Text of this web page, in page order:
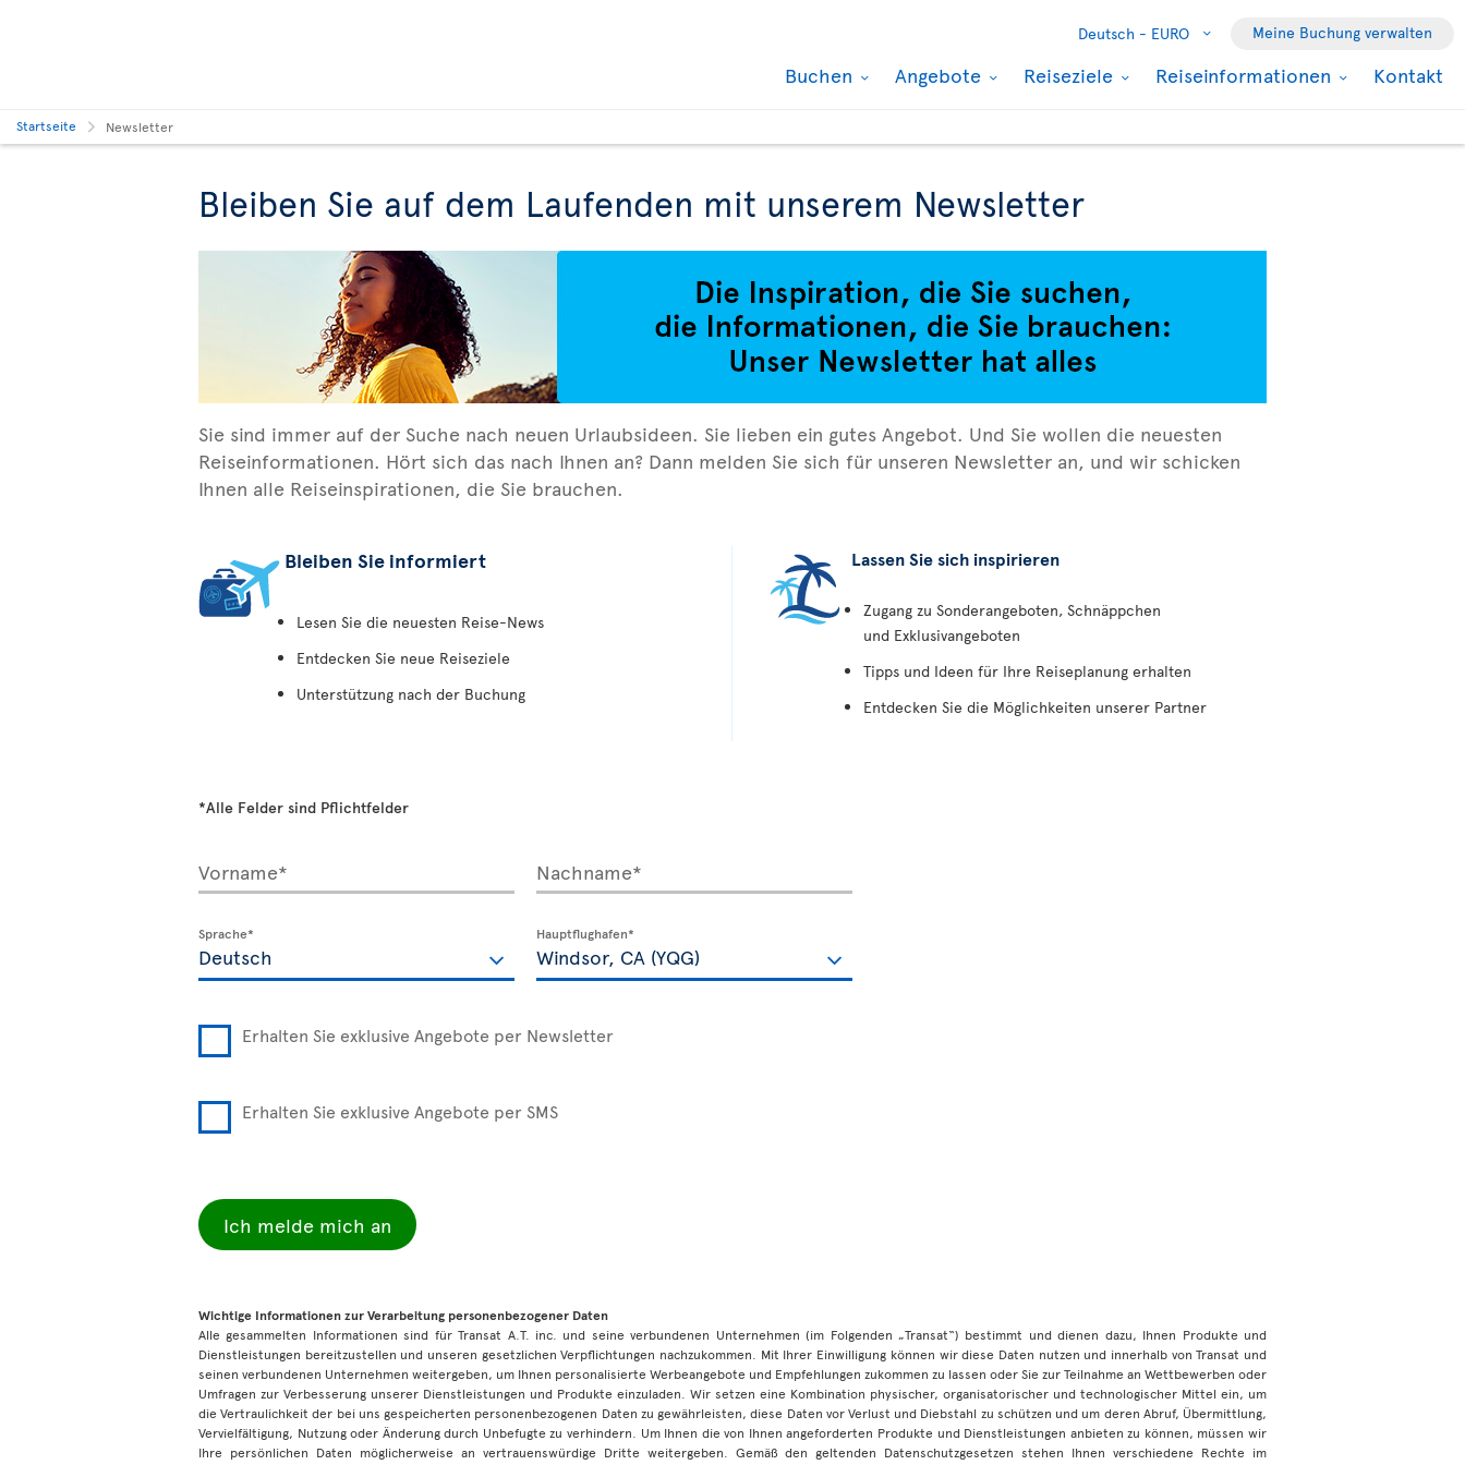
Deutsch - EURO Meine Buchung verwalten
Buchen Angebote Reiseziele Reiseinformationen Kontakt
Startseite Newsletter
Bleiben Sie auf dem Laufenden mit unserem Newsletter
Sie sind immer auf der Suche nach neuen Urlaubsideen. Sie lieben ein gutes Angebot. Und Sie wollen die neuesten
Reiseinformationen. Hört sich das nach Ihnen an? Dann melden Sie sich für unseren Newsletter an, und wir schicken
Ihnen alle Reiseinspirationen, die Sie brauchen.
Bleiben Sie informiert
Lesen Sie die neuesten Reise-News
Entdecken Sie neue Reiseziele
Unterstützung nach der Buchung
Lassen Sie sich inspirieren
Zugang zu Sonderangeboten, Schnäppchen
und Exklusivangeboten
Tipps und Ideen für Ihre Reiseplanung erhalten
Entdecken Sie die Möglichkeiten unserer Partner
*Alle Felder sind Pflichtfelder
Vorname* Nachname*
Sprache* Hauptflughafen*
Erhalten Sie exklusive Angebote per Newsletter
Erhalten Sie exklusive Angebote per SMS
Ich melde mich an
Wichtige Informationen zur Verarbeitung personenbezogener Daten
Alle gesammelten Informationen sind für Transat A.T. inc. und seine verbundenen Unternehmen (im Folgenden „Transat“) bestimmt und dienen dazu, Ihnen Produkte und
Dienstleistungen bereitzustellen und unseren gesetzlichen Verpflichtungen nachzukommen. Mit Ihrer Einwilligung können wir diese Daten nutzen und innerhalb von Transat und
seinen verbundenen Unternehmen weitergeben, um Ihnen personalisierte Werbeangebote und Empfehlungen zukommen zu lassen oder Sie zur Teilnahme an Wettbewerben oder
Umfragen zur Verbesserung unserer Dienstleistungen und Produkte einzuladen. Wir setzen eine Kombination physischer, organisatorischer und technologischer Mittel ein, um
die Vertraulichkeit der bei uns gespeicherten personenbezogenen Daten zu gewährleisten, diese Daten vor Verlust und Diebstahl zu schützen und um deren Abruf, Übermittlung,
Vervielfältigung, Nutzung oder Änderung durch Unbefugte zu verhindern. Um Ihnen die von Ihnen angeforderten Produkte und Dienstleistungen anbieten zu können, müssen wir
Ihre persönlichen Daten möglicherweise an vertrauenswürdige Dritte weitergeben. Gemäß den geltenden Datenschutzgesetzen stehen Ihnen verschiedene Rechte im